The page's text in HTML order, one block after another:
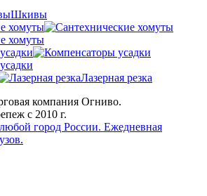
Шкивы
хомуты
хомуты
Лазерная резка
компания Огниво.
с 2010 г.
город России. Ежедневная